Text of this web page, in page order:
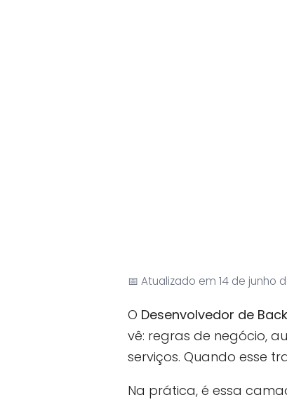
📅 Atualizado em 14 de junho
O Desenvolvedor de
vê: regras de negócio,
serviços. Quando esse
Na prática, é essa